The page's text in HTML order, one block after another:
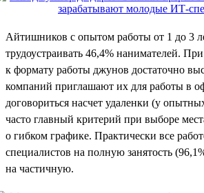
Айтишников с опытом работы от 1 до 3
трудоустраивать 46,4% нанимателей.
к формату работы джунов достаточно
компаний приглашают их для работы в
договориться насчет удаленки (у
часто главный критерий при выборе
о гибком графике. Практически все
специалистов на полную занятость
на частичную.